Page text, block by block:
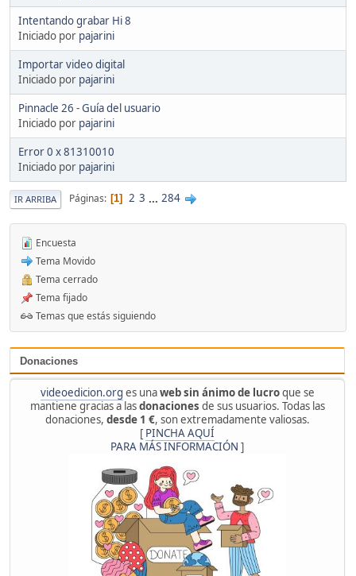
Donaciones
videoedicion.org es unaweb sin ánimo de lucroque se
mantiene gracias a lasdonaciones de sus usuarios. Todas las
donaciones, desde 1 €, son extremadamente valiosas.
[ PINCHA AQUÍ
PARA MÁS INFORMACIÓN ]
Intentando grabar Hi 8
Iniciado por pajarini
Importar video digital
Iniciado por pajarini
Pinnacle 26 - Guía del usuario
Iniciado por pajarini
Error 0 x 81310010
Iniciado por pajarini
IR ARRIBA Páginas 1 2 3 ... 284
Encuesta
Tema Movido
Tema cerrado
Tema fijado
Temas que estás siguiendo